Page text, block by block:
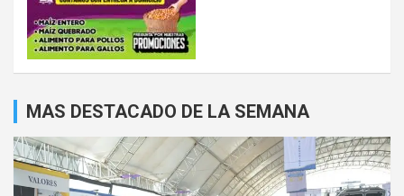
MAS DESTACADO DE LA SEMANA